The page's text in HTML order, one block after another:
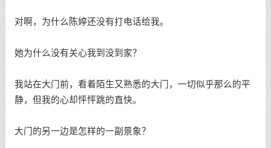
对啊，为什么陈婷还没有打电话给我。
她为什么没有关心我到没到家？
我站在大门前，看着陌生又熟悉的大门，一切似乎那么的平
静，但我的心却怦怦跳的直快。
大门的另一边是怎样的一副景象？